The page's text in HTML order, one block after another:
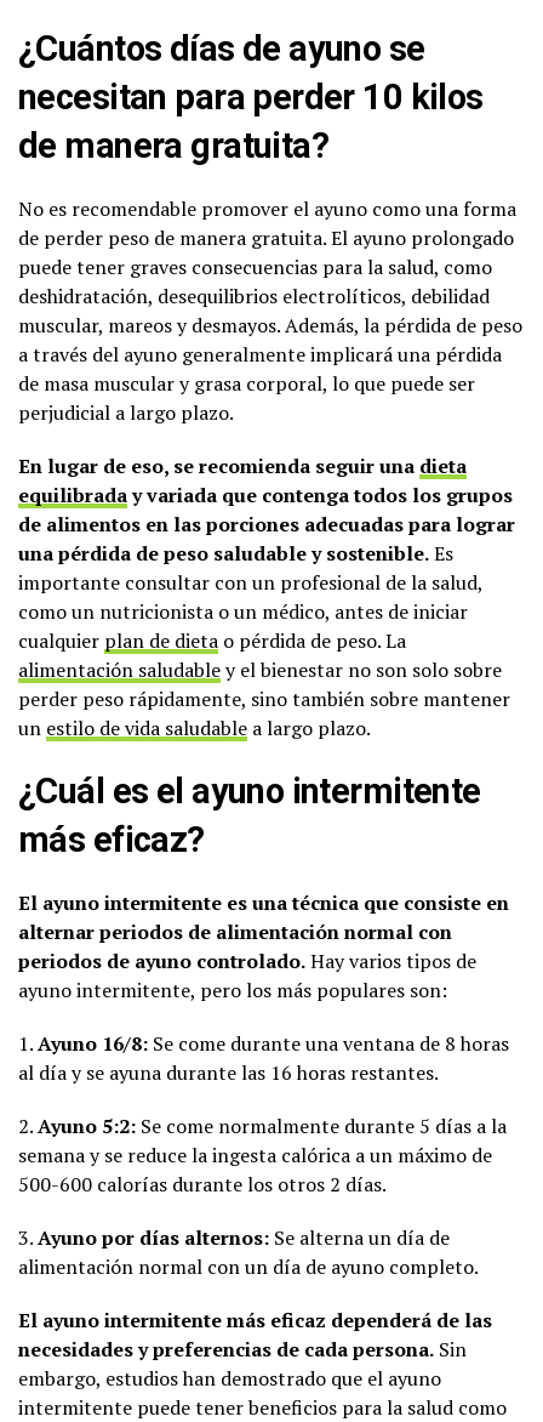
¿Cuántos días de ayuno se
necesitan para perder 10 kilos
de manera gratuita?
No es recomendable promover el ayuno como una forma
de perder peso de manera gratuita. El ayuno prolongado
puede tener graves consecuencias para la salud, como
deshidratación, desequilibrios electrolíticos, debilidad
muscular, mareos y desmayos. Además, la pérdida de peso
a través del ayuno generalmente implicará una pérdida
de masa muscular y grasa corporal, lo que puede ser
perjudicial a largo plazo.
En lugar de eso, se recomienda seguir una dieta
equilibraday variada que contenga todos los grupos
de alimentos en las porciones adecuadas para lograr
una pérdida de peso saludable y sostenible.Es
importante consultar con un profesional de la salud,
como un nutricionista o un médico, antes de iniciar
cualquier plan de dieta o pérdida de peso. La
alimentación saludabley el bienestar no son solo sobre
perder peso rápidamente, sino también sobre mantener
un estilo de vida saludable a largo plazo.
¿Cuál es el ayuno intermitente
más eficaz?
El ayuno intermitente es una técnica que consiste en
alternar periodos de alimentación normal con
periodos de ayuno controlado.Hay varios tipos de
ayuno intermitente, pero los más populares son:
1.Ayuno 16/8: Se come durante una ventana de 8 horas
al día y se ayuna durante las 16 horas restantes.
2.Ayuno 5:2: Se come normalmente durante 5 días a la
semana y se reduce la ingesta calórica a un máximo de
500-600 calorías durante los otros 2 días.
3.Ayuno por días alternos: Se alterna un día de
alimentación normal con un día de ayuno completo.
El ayuno intermitente más eficaz dependerá de las
necesidades y preferencias de cada persona. Sin
embargo, estudios han demostrado que el ayuno
intermitente puede tener beneficios para la salud como